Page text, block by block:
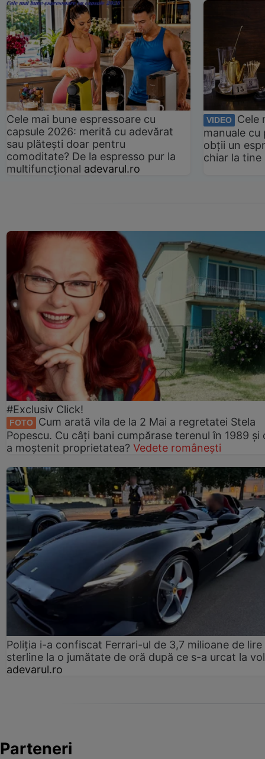
Cele mai bune espressoare cu
capsule 2026: merită cu adevărat
sau plătești doar pentru
comoditate? De la espresso pur la
multifuncțional adevarul.ro
VIDEO
Cele
manuale
obții un
chiar la tine
#Exclusiv Click!
FOTO
Cum arată vila de la 2 Mai a regretatei Stela
Popescu. Cu câți bani cumpărase terenul în 1989 și
a moștenit proprietatea? Vedete românești
Poliția i-a confiscat Ferrari-ul de 3,7 milioane de lire
sterline la o jumătate de oră după ce s-a urcat la
adevarul.ro
Parteneri